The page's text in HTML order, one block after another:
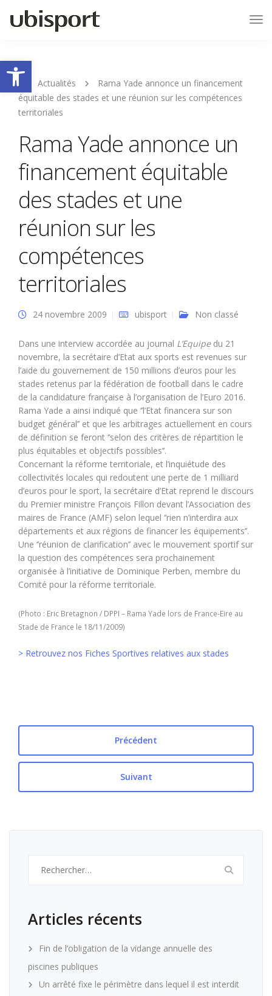
Ouvrir la barre d’outils
Actualités
Rama Yade annonce un financement
équitable des stades et une réunion sur les compétences
territoriales
Rama Yade annonce un
financement équitable
des stades et une
réunion sur les
compétences
territoriales
24 novembre 2009 ubisport Non classé
Dans une interview accordée au journal L’Equipedu 21
novembre, la secrétaire d’Etat aux sports est revenues sur
l’aide du gouvernement de 150 millions d’euros pour les
stades retenus par la fédération de football dans le cadre
de la candidature française à l’organisation de l’Euro 2016.
Rama Yade a ainsi indiqué que ‘’l’Etat financera sur son
budget général’’ et que les arbitrages actuellement en cours
de définition se feront ‘’selon des critères de répartition le
plus équitables et objectifs possibles’’.
Concernant la réforme territoriale, et l’inquiétude des
collectivités locales qui redoutent une perte de 1 milliard
d’euros pour le sport, la secrétaire d’Etat reprend le discours
du Premier ministre François Fillon devant l’Association des
maires de France (AMF) selon lequel ‘’rien n’interdira aux
départements et aux régions de financer les équipements’’.
Une ‘’réunion de clarification’’ avec le mouvement sportif sur
la question des compétences sera prochainement
organisée à l’initiative de Dominique Perben, membre du
Comité pour la réforme territoriale.
(Photo : Eric Bretagnon / DPPI – Rama Yade lors de France-Eire au
Stade de France le 18/11/2009)
> Retrouvez nos Fiches Sportives relatives aux stades
Précédent
Suivant
Articles récents
Fin de l’obligation de la vidange annuelle des
piscines publiques
Un arrêté fixe le périmètre dans lequel il est interdit